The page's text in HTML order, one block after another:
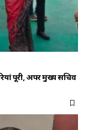
पूरी, अपर मुख्य सचिव